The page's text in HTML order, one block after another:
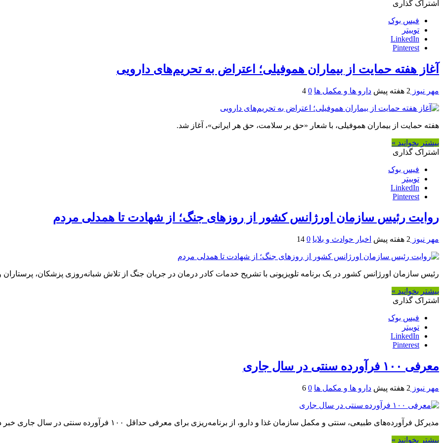
اشتراک گذاری
فیس بوک
توییتر
LinkedIn
Pinterest
آغاز هفته حمایت از بیماران هموفیلی؛ اعتراض به تحریم‌های دارویی
مهر نیوز 2 هفته پیش دارو ها و مکمل ها 0
4
هفته حمایت از بیماران هموفیلی، با شعار «حق بر سلامت، حق هر ایرانی»، آغاز شد.
بیشتر بخوانید »
اشتراک گذاری
فیس بوک
توییتر
LinkedIn
Pinterest
روایت رئیس سازمان اورژانس کشور از روزهای جنگ؛ از شهادت تا همدلی مردم
مهر نیوز 2 هفته پیش اخبار حوادث و بلایا 0
14
رئیس سازمان اورژانس کشور در یک برنامه تلویزیونی با تشریح خدمات کادر درمان در جریان جنگ از تلاش شبانه‌روزی پزشکان،
بیشتر بخوانید »
اشتراک گذاری
فیس بوک
توییتر
LinkedIn
Pinterest
معرفی ۱۰۰ فرآورده سنتی در سال جاری
مهر نیوز 2 هفته پیش دارو ها و مکمل ها 0
6
مدیرکل فرآورده‌های طبیعی، سنتی و مکمل سازمان غذا و دارو، از برنامه‌ریزی برای معرفی حداقل ۱۰۰ فرآورده سنتی در سال جاری خبر داد.
بیشتر بخوانید »